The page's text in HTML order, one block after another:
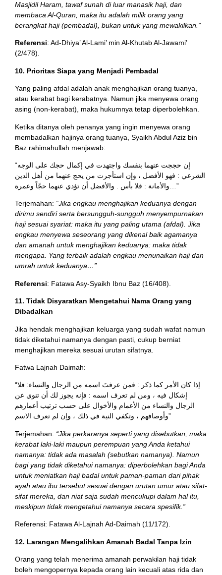
Masjidil Haram, tawaf sunah di luar manasik haji, dan
membaca Al-Quran, maka itu adalah milik orang yang
berangkat haji (pembadal), bukan untuk yang mewakilkan.”
Referensi: Ad-Dhiya’ Al-Lami’ min Al-Khutab Al-Jawami’
(2/478).
10. Prioritas Siapa yang Menjadi Pembadal
Yang paling afdal adalah anak menghajikan orang tuanya,
atau kerabat bagi kerabatnya. Namun jika menyewa orang
asing (non-kerabat), maka hukumnya tetap diperbolehkan.
Ketika ditanya oleh penanya yang ingin menyewa orang
membadalkan hajinya orang tuanya, Syaikh Abdul Aziz bin
Baz rahimahullah menjawab:
“إن حججت عنهما بنفسك واجتهدت في إكمال حجك على الوجه
الشرعي : فهو الأفضل ، وإن استأجرت من يحج عنهما من أهل الدين
والأمانة : فلا بأس . والأفضل أن تؤدي عنهما حجّاً وعمرة…”
Terjemahan: “Jika engkau menghajikan keduanya dengan
dirimu sendiri serta bersungguh-sungguh menyempurnakan
haji sesuai syariat: maka itu yang paling utama (afdal). Jika
engkau menyewa seseorang yang dikenal baik agamanya
dan amanah untuk menghajikan keduanya: maka tidak
mengapa. Yang terbaik adalah engkau menunaikan haji dan
umrah untuk keduanya…”
Referensi: Fatawa Asy-Syaikh Ibnu Baz (16/408).
11. Tidak Disyaratkan Mengetahui Nama Orang yang
Dibadalkan
Jika hendak menghajikan keluarga yang sudah wafat namun
tidak diketahui namanya dengan pasti, cukup berniat
menghajikan mereka sesuai urutan sifatnya.
Fatwa Lajnah Daimah:
“إذا كان الأمر كما ذكر : فمن عرفتَ اسمه من الرجال والنساء: فلا
إشكال فيه ، ومن لم تعرف اسمه : فإنه يجوز لك أن تنوي عن
الرجال والنساء من الأعمام والأخوال على حسب ترتيب أعمارهم
وأوصافهم ، وتكفي النية في ذلك ، وإن لم تعرف الاسم”
Terjemahan: “Jika perkaranya seperti yang disebutkan, maka
kerabat laki-laki maupun perempuan yang Anda ketahui
namanya: tidak ada masalah (sebutkan namanya). Namun
bagi yang tidak diketahui namanya: diperbolehkan bagi Anda
untuk meniatkan haji badal untuk paman-paman dari pihak
ayah atau ibu tersebut sesuai dengan urutan umur atau sifat-
sifat mereka, dan niat saja sudah mencukupi dalam hal itu,
meskipun tidak mengetahui namanya secara spesifik.”
Referensi: Fatawa Al-Lajnah Ad-Daimah (11/172).
12. Larangan Mengalihkan Amanah Badal Tanpa Izin
Orang yang telah menerima amanah perwakilan haji tidak
boleh mengopernya kepada orang lain kecuali atas rida dan